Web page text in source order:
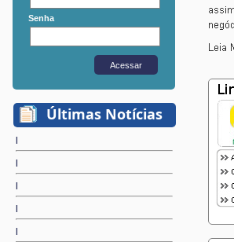
Senha
Últimas Notícias